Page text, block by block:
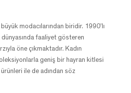
büyük modacılarından biridir. 1990’lı
dünyasında faaliyet gösteren
öne çıkmaktadır. Kadın
geniş bir hayran kitlesi
ile de adından söz